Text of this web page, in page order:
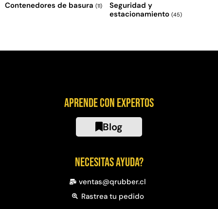
Contenedores de basura (11)
Seguridad y
estacionamiento (45)
Aprende con expertos
Blog
Necesitas ayuda?
ventas@qrubber.cl
Rastrea tu pedido